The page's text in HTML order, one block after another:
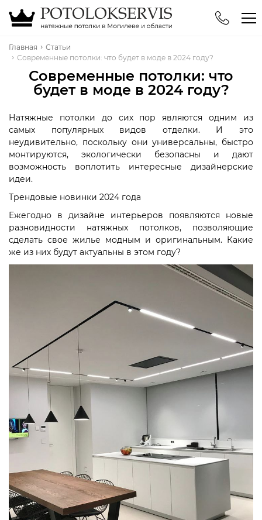
Телефоны
+375 (29) 744-94-71
Главная
Статьи
Современные потолки: что будет в моде в 2024 году?
Современные потолки: что
будет в моде в 2024 году?
Натяжные потолки до сих пор являются одним из
самых популярных видов отделки. И это
неудивительно, поскольку они универсальны, быстро
монтируются, экологически безопасны и дают
возможность воплотить интересные дизайнерские
идеи.
Трендовые новинки 2024 года
Ежегодно в дизайне интерьеров появляются новые
разновидности натяжных потолков, позволяющие
сделать свое жилье модным и оригинальным. Какие
же из них будут актуальны в этом году?